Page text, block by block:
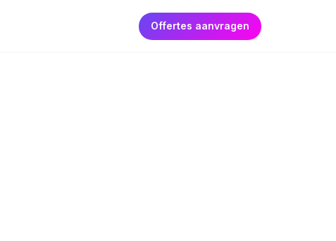
Offertes aanvragen